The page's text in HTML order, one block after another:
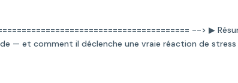
--> ▶
— et comment il déclenche une vraie réaction de stress